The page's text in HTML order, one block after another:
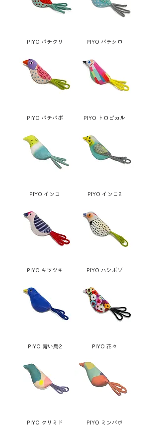
PIYO パチクリ PIYO パチシロ
PIYO パチパポ PIYO トロピカル
PIYO インコ PIYO インコ2
PIYO キツツキ PIYO ハシボゾ
PIYO 青い鳥2 PIYO 花々
PIYO クリミド PIYO ミンパポ